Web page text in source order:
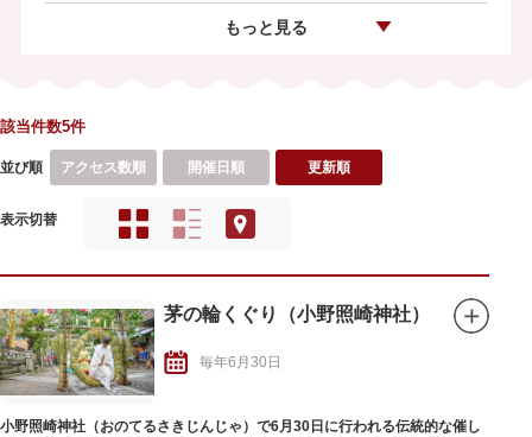
もっと見る
該当件数5件
並び順 アクセス数順 開催日順 更新順
表示切替
茅の輪くぐり（小野照崎神社）
毎年6月30日
小野照崎神社（おのてるさきじんじゃ）で6月30日に行われる伝統的な催し